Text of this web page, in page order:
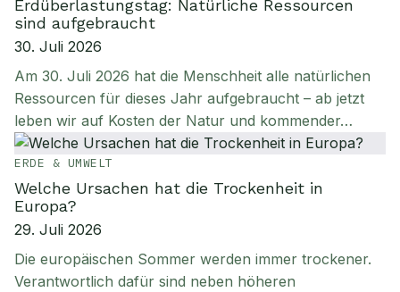
Erdüberlastungstag: Natürliche Ressourcen
sind aufgebraucht
30. Juli 2026
Am 30. Juli 2026 hat die Menschheit alle natürlichen
Ressourcen für dieses Jahr aufgebraucht – ab jetzt
leben wir auf Kosten der Natur und kommender…
ERDE & UMWELT
Welche Ursachen hat die Trockenheit in
Europa?
29. Juli 2026
Die europäischen Sommer werden immer trockener.
Verantwortlich dafür sind neben höheren